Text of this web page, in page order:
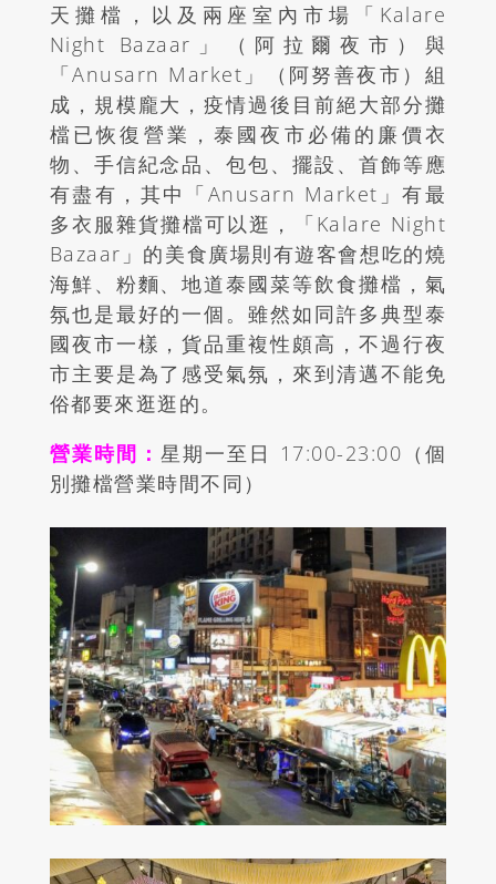
天攤檔，以及兩座室內市場「Kalare
Night Bazaar」（阿拉爾夜市）與
「Anusarn Market」（阿努善夜市）組
成，規模龐大，疫情過後目前絕大部分攤
檔已恢復營業，泰國夜市必備的廉價衣
物、手信紀念品、包包、擺設、首飾等應
有盡有，其中「Anusarn Market」有最
多衣服雜貨攤檔可以逛，「Kalare Night
Bazaar」的美食廣場則有遊客會想吃的燒
海鮮、粉麵、地道泰國菜等飲食攤檔，氣
氛也是最好的一個。雖然如同許多典型泰
國夜市一樣，貨品重複性頗高，不過行夜
市主要是為了感受氣氛，來到清邁不能免
俗都要來逛逛的。
營業時間：星期一至日 17:00-23:00（個
別攤檔營業時間不同）